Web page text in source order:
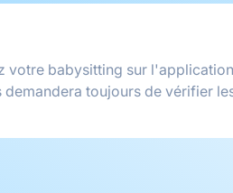
babysitting sur
toujours de vérifier